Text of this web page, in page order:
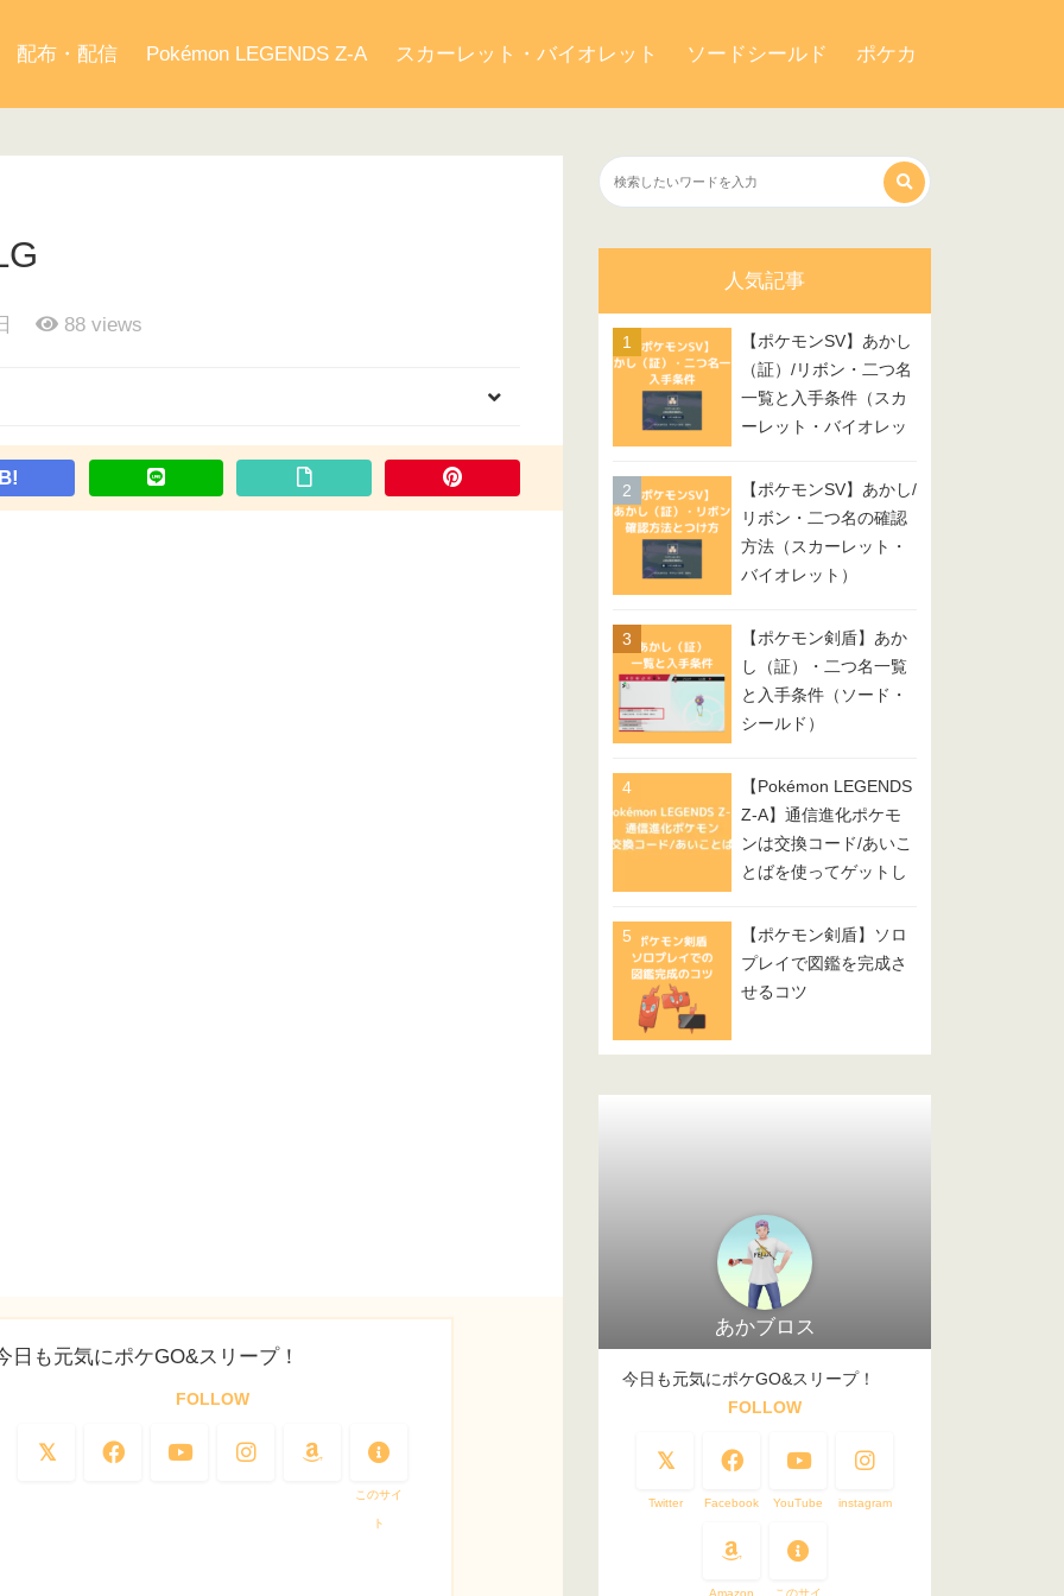
配布・配信 Pokémon LEGENDS Z-A スカーレット・バイオレット ソードシールド ポケカ
88 views
日も元気にポケGO&スリープ！
FOLLOW
このサイ
ト
人気記事
【ポケモンSV】あかし
（証）/リボン・二つ名
一覧と入手条件（スカ
ーレット・バイオレッ
【ポケモンSV】あかし/
リボン・二つ名の確認
方法（スカーレット・
バイオレット）
【ポケモン剣盾】あか
し（証）・二つ名一覧
と入手条件（ソード・
シールド）
【Pokémon LEGENDS
Z-A】通信進化ポケモ
ンは交換コード/あいこ
とばを使ってゲットし
【ポケモン剣盾】ソロ
プレイで図鑑を完成さ
せるコツ
あかブロス
今日も元気にポケGO&スリープ！
FOLLOW
Twitter Facebook YouTube instagram
Amazon このサイ